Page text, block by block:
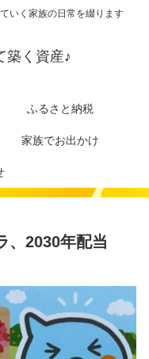
いく家族の日常を綴ります
築く資産♪
ふるさと納税
家族でお出かけ
、2030年配当